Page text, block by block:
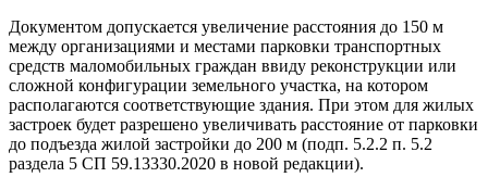
Документом допускается увеличение расстояния до 150 м
между организациями и местами парковки транспортных
средств маломобильных граждан ввиду реконструкции или
сложной конфигурации земельного участка, на котором
располагаются соответствующие здания. При этом для жилых
застроек будет разрешено увеличивать расстояние от парковки
до подъезда жилой застройки до 200 м (подп. 5.2.2 п. 5.2
раздела 5 СП 59.13330.2020 в новой редакции).